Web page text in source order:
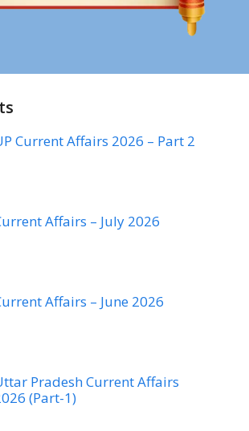
Current Affairs 2026 – Part 2
Affairs – July 2026
Affairs – June 2026
Pradesh Current Affairs
(Part-1)